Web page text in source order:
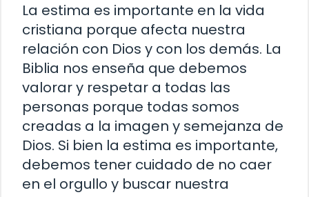
La estima es importante en la vida
cristiana porque afecta nuestra
relación con Dios y con los demás. La
Biblia nos enseña que debemos
valorar y respetar a todas las
personas porque todas somos
creadas a la imagen y semejanza de
Dios. Si bien la estima es importante,
debemos tener cuidado de no caer
en el orgullo y buscar nuestra